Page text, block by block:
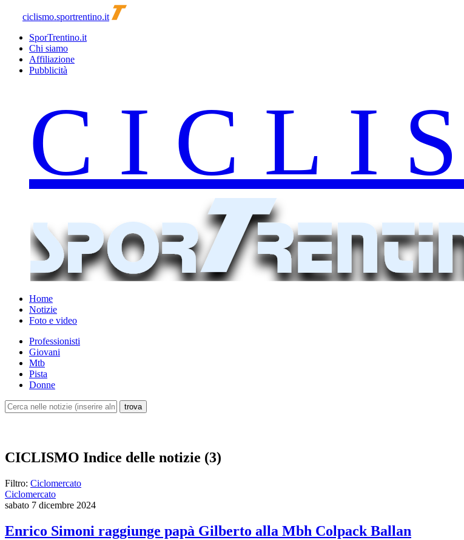
ciclismo.sportrentino.it
SporTrentino.it
Chi siamo
Affiliazione
Pubblicità
Home
Notizie
Foto e video
Professionisti
Giovani
Mtb
Pista
Donne
CICLISMO Indice delle notizie (3)
Filtro: Ciclomercato
Ciclomercato
sabato 7 dicembre 2024
Enrico Simoni raggiunge papà Gilberto alla Mbh Colpack Ballan